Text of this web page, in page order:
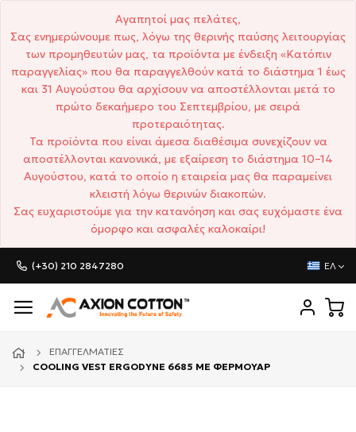
Αγαπητοί μας πελάτες,
Σας ενημερώνουμε πως, λόγω της θερινής παύσης λειτουργίας
των προμηθευτών μας, τα προϊόντα με ένδειξη «Κατόπιν
παραγγελίας» που θα παραγγελθούν κατά το διάστημα 1 έως
και 31 Αυγούστου θα αρχίσουν να αποστέλλονται μετά το
πρώτο δεκαήμερο του Σεπτεμβρίου, με σειρά
προτεραιότητας.
Τα προϊόντα που είναι άμεσα διαθέσιμα συνεχίζουν να
αποστέλλονται κανονικά, με εξαίρεση το διάστημα 10–14
Αυγούστου, κατά το οποίο η εταιρεία μας θα παραμείνει
κλειστή λόγω θερινών διακοπών.
Σας ευχαριστούμε για την κατανόηση και σας ευχόμαστε ένα
όμορφο και ασφαλές καλοκαίρι!
(+30) 210 2847280 ΕΛ
ΕΠΑΓΓΕΛΜΑΤΊΕΣ
COOLING VEST ERGODYNE 6685 ΜΕ ΦΕΡΜΟΥΑΡ